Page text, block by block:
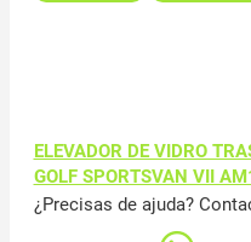
ELEVADOR DE VIDRO
GOLF SPORTSVAN VII
¿Precisas de ajuda?